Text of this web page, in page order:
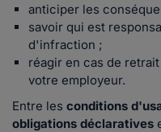
anticiper les
savoir qui est
d'infraction ;
réagir en cas de
votre employeur.
Entre les conditions
obligations déclaratives